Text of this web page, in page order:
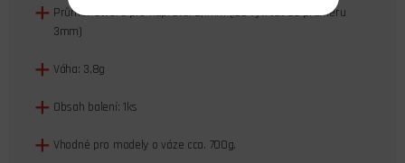
Průměr otvoru pro nápravu: 2,1mm (lze vyvrtat do průměru
3mm)
Váha: 3,8g
Obsah balení: 1ks
Vhodné pro modely o váze cca. 700g.